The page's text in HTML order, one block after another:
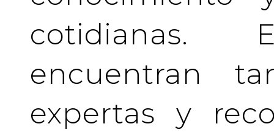
encuentran
expertas y